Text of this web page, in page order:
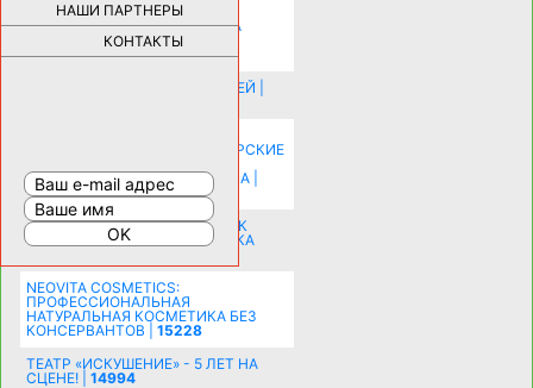
НАШИ ПАРТНЕРЫ
КОНТАКТЫ
НОВЫЕ РАЗРАБОТКИ ДЛЯ
ОЗДОРОВЛЕНИЯ ОРГАНИЗМА
ПЛАТФОРМА ШУМАННА 3Д И
КАПСУЛА ЗДОРОВЬЯ |28282
ИСТОРИЯ НАКЛАДНЫХ НОГТЕЙ |
КОМНАТУ: ХИТРЫЕ ДИЗАЙНЕРСКИЕ
РАСШИРЕНИЯ ПРОСТРАНСТВА |
16192
СОБИРАЕМСЯ НА ПРАЗДНИК К
МОЛОДОЖЕНАМ: ПОДГОТОВКА
NEOVITA COSMETICS:
ПРОФЕССИОНАЛЬНАЯ
НАТУРАЛЬНАЯ КОСМЕТИКА БЕЗ
КОНСЕРВАНТОВ | 15228
ТЕАТР «ИСКУШЕНИЕ» - 5 ЛЕТ НА
СЦЕНЕ! | 14994